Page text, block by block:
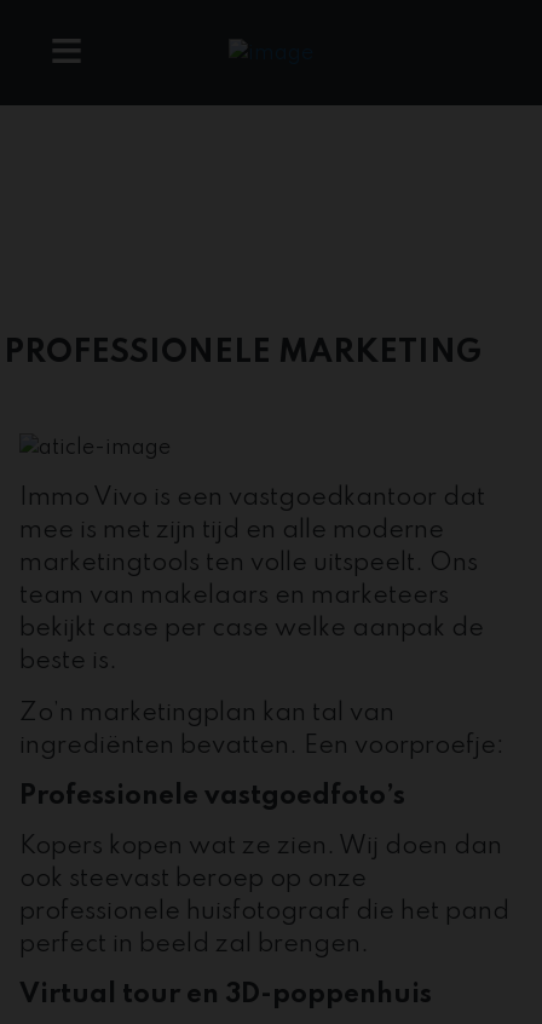
PROFESSIONELE MARKETING
Immo Vivo is een vastgoedkantoor dat
mee is met zijn tijd en alle moderne
marketingtools ten volle uitspeelt. Ons
team van makelaars en marketeers
bekijkt case per case welke aanpak de
beste is.
Zo’n marketingplan kan tal van
ingrediënten bevatten. Een voorproefje:
Professionele vastgoedfoto’s
Kopers kopen wat ze zien. Wij doen dan
ook steevast beroep op onze
professionele huisfotograaf die het pand
perfect in beeld zal brengen.
Virtual tour en 3D-poppenhuis